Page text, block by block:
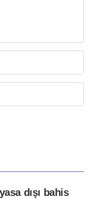
dışı bahis